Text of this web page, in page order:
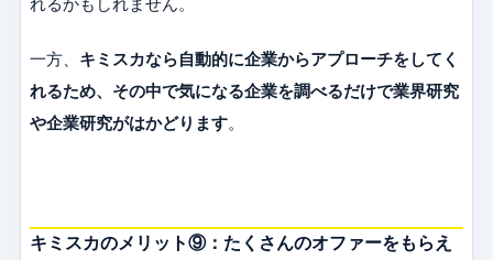
一方、 キミスカなら自動的に企業からアプローチをしてく
れるため、その中で気になる企業を調べるだけで業界研究
や企業研究がはかどります。
キミスカのメリット⑨：たくさんのオファーをもらえ